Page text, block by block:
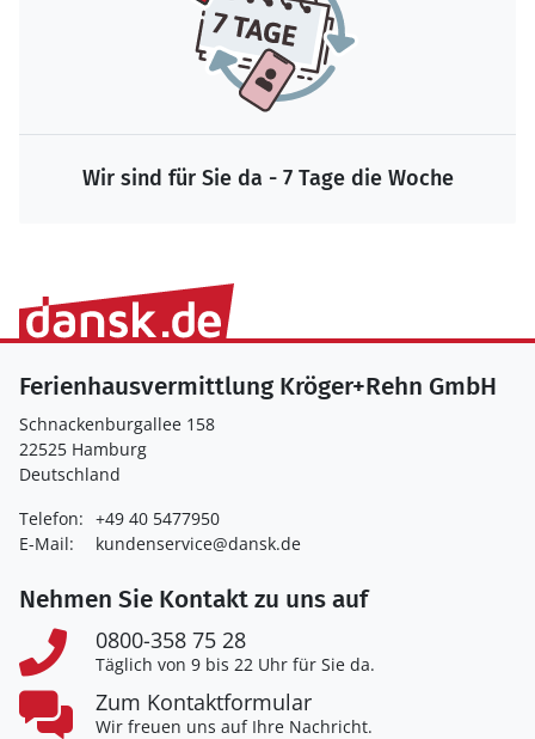
Wir sind für Sie da - 7 Tage die Woche
Ferienhausvermittlung Kröger+Rehn GmbH
Schnackenburgallee 158
22525 Hamburg
Deutschland
Telefon: +49 40 5477950
E-Mail:
kundenservice@dansk.de
Nehmen Sie Kontakt zu uns auf
0800-358 75 28
Täglich von 9 bis 22 Uhr für Sie da.
Zum Kontaktformular
Wir freuen uns auf Ihre Nachricht.